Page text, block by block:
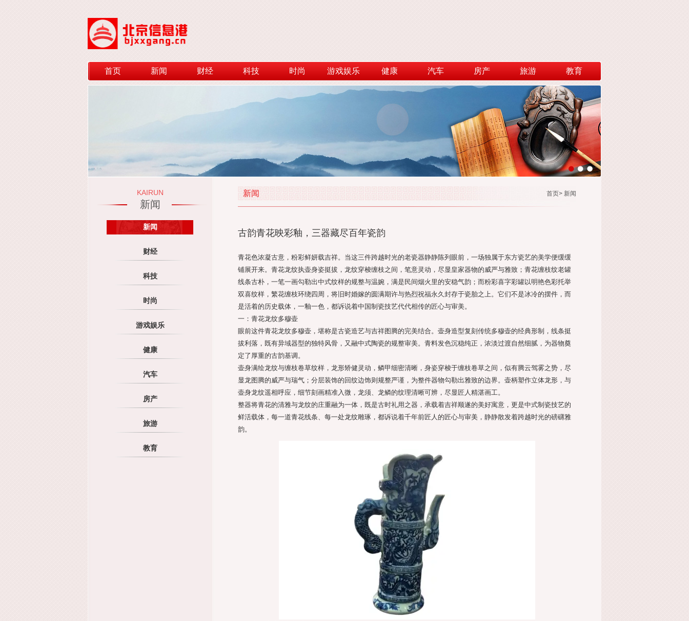
首页 新闻 财经 科技 时尚 游戏娱乐 健康 汽车 房产 旅游 教育
KAIRUN
新闻
新闻
财经
科技
时尚
游戏娱乐
健康
汽车
房产
旅游
教育
首页> 新闻
新闻
古韵青花映彩釉，三器藏尽百年瓷韵
青花色浓凝古意，粉彩鲜妍载吉祥。当这三件跨越时光的老瓷器静静陈列眼前，一场独属于东方瓷艺的美学便缓缓
铺展开来。青花龙纹执壶身姿挺拔，龙纹穿梭缠枝之间，笔意灵动，尽显皇家器物的威严与雅致；青花缠枝纹老罐
线条古朴，一笔一画勾勒出中式纹样的规整与温婉，满是民间烟火里的安稳气韵；而粉彩喜字彩罐以明艳色彩托举
双喜纹样，繁花缠枝环绕四周，将旧时婚嫁的圆满期许与热烈祝福永久封存于瓷胎之上。它们不是冰冷的摆件，而
是活着的历史载体，一釉一色，都诉说着中国制瓷技艺代代相传的匠心与审美。
一：青花龙纹多穆壶
眼前这件青花龙纹多穆壶，堪称是古瓷造艺与吉祥图腾的完美结合。壶身造型复刻传统多穆壶的经典形制，线条挺
拔利落，既有异域器型的独特风骨，又融中式陶瓷的规整审美。青料发色沉稳纯正，浓淡过渡自然细腻，为器物奠
定了厚重的古韵基调。
壶身满绘龙纹与缠枝卷草纹样，龙形矫健灵动，鳞甲细密清晰，身姿穿梭于缠枝卷草之间，似有腾云驾雾之势，尽
显龙图腾的威严与瑞气；分层装饰的回纹边饰则规整严谨，为整件器物勾勒出雅致的边界。壶柄塑作立体龙形，与
壶身龙纹遥相呼应，细节刻画精准入微，龙须、龙鳞的纹理清晰可辨，尽显匠人精湛画工。
整器将青花的清雅与龙纹的庄重融为一体，既是古时礼用之器，承载着吉祥顺遂的美好寓意，更是中式制瓷技艺的
鲜活载体，每一道青花线条、每一处龙纹雕琢，都诉说着千年前匠人的匠心与审美，静静散发着跨越时光的磅礴雅
韵。